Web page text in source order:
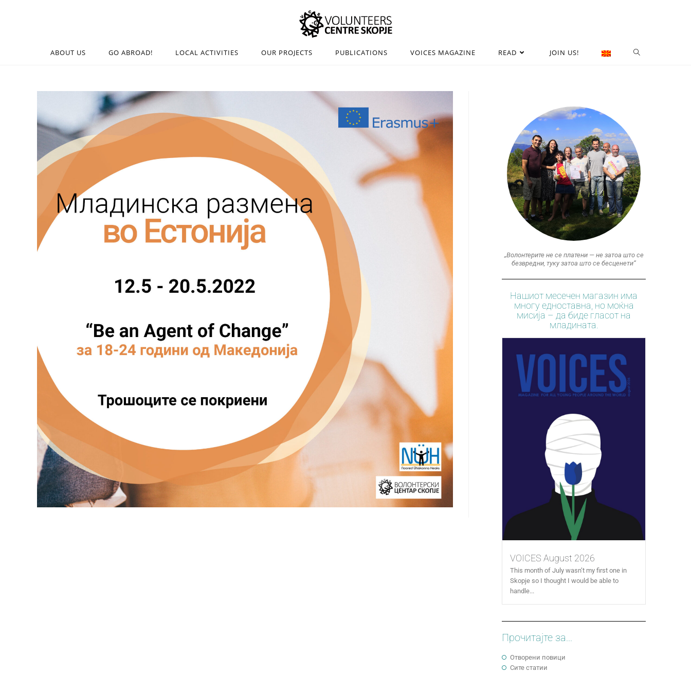
ABOUT US GO ABROAD! LOCAL ACTIVITIES OUR PROJECTS PUBLICATIONS VOICES MAGAZINE READ JOIN US!
„Волонтерите не се платени — не затоа што се
безвредни, туку затоа што се бесценети“
Нашиот месечен магазин има
многу едноставна, но моќна
мисија – да биде гласот на
младината.
VOICES August 2026
This month of July wasn’t my first one in
Skopje so I thought I would be able to
handle...
Прочитајте за...
Отворени повици
Сите статии